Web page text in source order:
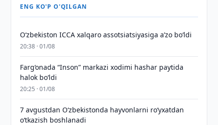
ENG KO'P O'QILGAN
O‘zbekiston ICCA xalqaro assotsiatsiyasiga aʼzo bo‘ldi
20:38 · 01/08
Farg‘onada “Inson” markazi xodimi hashar paytida
halok bo‘ldi
20:25 · 01/08
7 avgustdan O‘zbekistonda hayvonlarni ro‘yxatdan
o‘tkazish boshlanadi